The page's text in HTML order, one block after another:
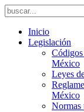
Inicio
Legislación
México
Leyes
México
Normas